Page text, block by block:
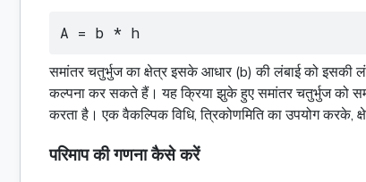
A = b * h
समांतर चतुर्भुज का क्षेत्र इसके आधार (b) की लंबाई को
कल्पना कर सकते हैं। यह क्रिया झुके हुए समांतर चतुर्भुज को
करता है। एक वैकल्पिक विधि, त्रिकोणमिति का उपयोग
परिमाप की गणना कैसे करें